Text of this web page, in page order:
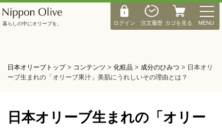
ログイン 注文履歴 カゴを見る
M
E
N
MENU
暮らしの中にオリーブを。
日本オリーブトップ> コンテンツ > 化粧品 > 成分のひみつ > 日本オリ
ーブ生まれの「オリーブ果汁」美肌にうれしいその理由とは？
日本オリーブ生まれの「オリー